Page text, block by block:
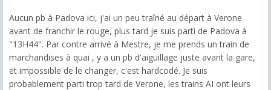
Aucun pb à Padova ici, j'ai un peu traîné au départ à Verone
avant de franchir le rouge, plus tard je suis parti de Padova à
"13H44". Par contre arrivé à Mestre, je me prends un train de
marchandises à quai , y a un pb d'aiguillage juste avant la gare,
et impossible de le changer, c'est hardcodé. Je suis
probablement parti trop tard de Verone, les trains AI ont leurs